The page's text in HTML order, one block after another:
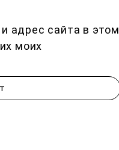
адрес сайта в этом
моих